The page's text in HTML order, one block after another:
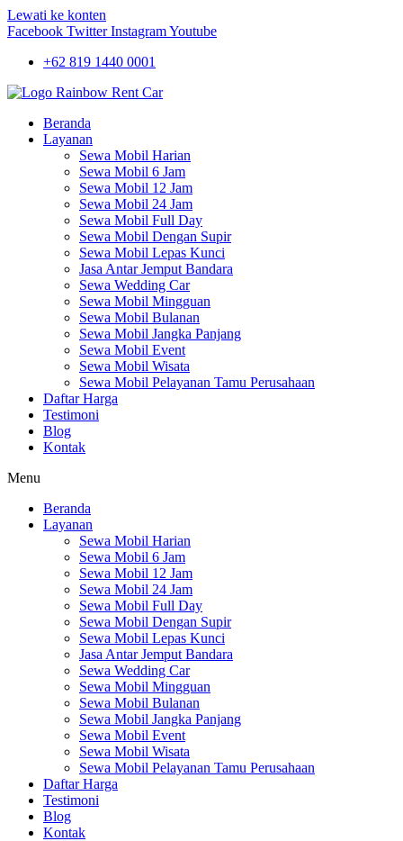
Lewati ke konten
Facebook Twitter InstagramYoutube
+62 819 1440 0001
Beranda
Layanan
Sewa Mobil Harian
Sewa Mobil 6 Jam
Sewa Mobil 12 Jam
Sewa Mobil 24 Jam
Sewa Mobil Full Day
Sewa Mobil Dengan Supir
Sewa Mobil Lepas Kunci
Jasa Antar Jemput Bandara
Sewa Wedding Car
Sewa Mobil Mingguan
Sewa Mobil Bulanan
Sewa Mobil Jangka Panjang
Sewa Mobil Event
Sewa Mobil Wisata
Sewa Mobil Pelayanan Tamu Perusahaan
Daftar Harga
Testimoni
Blog
Kontak
Menu
Beranda
Layanan
Sewa Mobil Harian
Sewa Mobil 6 Jam
Sewa Mobil 12 Jam
Sewa Mobil 24 Jam
Sewa Mobil Full Day
Sewa Mobil Dengan Supir
Sewa Mobil Lepas Kunci
Jasa Antar Jemput Bandara
Sewa Wedding Car
Sewa Mobil Mingguan
Sewa Mobil Bulanan
Sewa Mobil Jangka Panjang
Sewa Mobil Event
Sewa Mobil Wisata
Sewa Mobil Pelayanan Tamu Perusahaan
Daftar Harga
Testimoni
Blog
Kontak